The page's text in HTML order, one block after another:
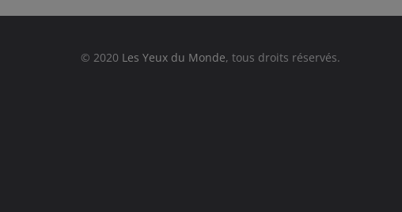
© 2020 Les Yeux du Monde, tous droits réservés.